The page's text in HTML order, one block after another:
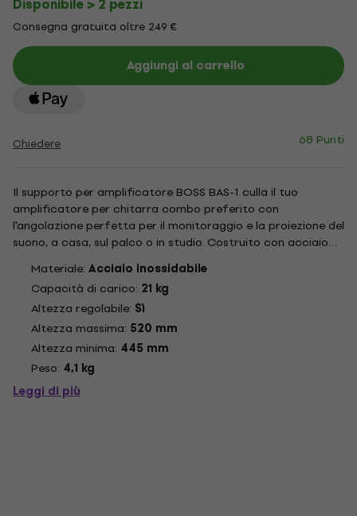
Disponibile > 2 pezzi
Consegna gratuita oltre 249 €
Aggiungi al carrello
Chiedere 68 Punti
Il supporto per amplificatore BOSS BAS-1 culla il tuo
amplificatore per chitarra combo preferito con
l'angolazione perfetta per il monitoraggio e la proiezione del
suono, a casa, sul palco o in studio. Costruito con acciaio
resistente per una lunga durata, il BAS-1 presenta un design
inclinabile all'indietro regolabile e un braccio di supporto...
Materiale: Acciaio inossidabile
Capacità di carico: 21 kg
Altezza regolabile: Sì
Altezza massima: 520 mm
Altezza minima: 445 mm
Peso: 4,1 kg
Leggi di più